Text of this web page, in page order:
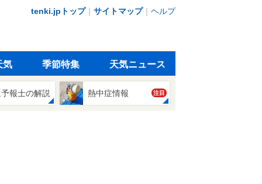
tenki.jpトップ｜ サイトマップ｜ ヘルプ
気 季節特集 天気ニュース
報士の解説 熱中症情報 注目